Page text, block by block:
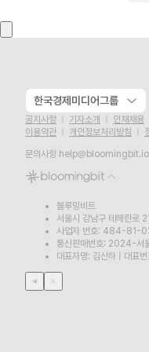
한국경제미디어그룹
공지사항 기자소개 인재채용
이용약관
개인정보처리방침
문의사항 help@bloomingbit.io
블루밍비트
서울시 강남구 테헤란로
사업자 번호: 484-81-
통신판매번호: 2024-서
대표자명: 김산하
대표